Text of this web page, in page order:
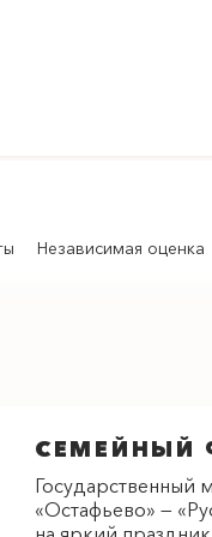
Независимая оценка
СЕМЕЙНЫЙ
Государственный
«Остафьево» —